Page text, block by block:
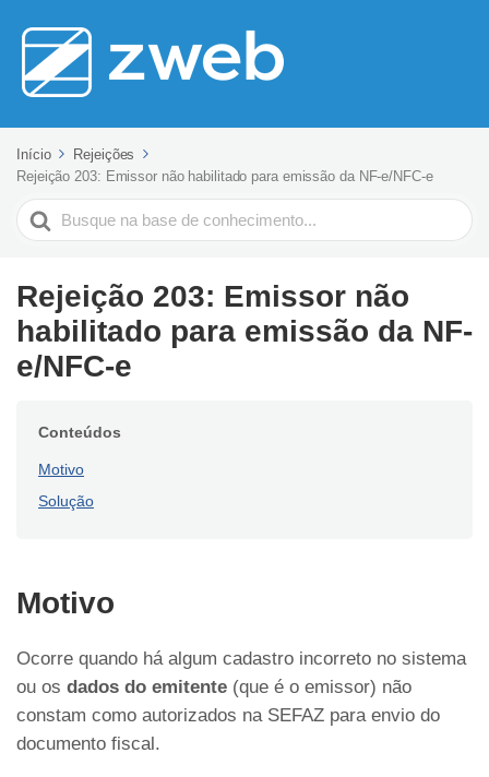
Início
Rejeições
Rejeição 203: Emissor não habilitado para emissão da NF-e/NFC-e
Pesquisar
Rejeição 203: Emissor não
habilitado para emissão da NF-
e/NFC-e
Conteúdos
Motivo
Solução
Motivo
Ocorre quando há algum cadastro incorreto no sistema
ou os dados do emitente (que é o emissor) não
constam como autorizados na SEFAZ para envio do
documento fiscal.